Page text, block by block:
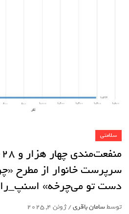
سلامتی
سرپرست خانوار از مطرح
دست تو می‌چرخه»
توسطسامان باقری/ژوئن 4, 2025